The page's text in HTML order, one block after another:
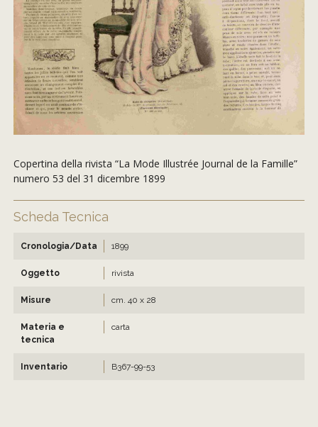
Copertina della rivista “La Mode Illustrée Journal de la Famille”
numero 53 del 31 dicembre 1899
Scheda Tecnica
Cronologia/Data 1899
Oggetto rivista
Misure cm. 40 x 28
Materia e
tecnica
carta
Inventario B367-99-53